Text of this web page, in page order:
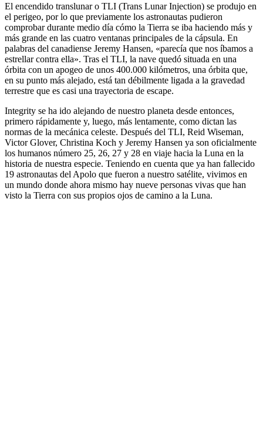
El encendido translunar o TLI (Trans Lunar Injection) se produjo en
el perigeo, por lo que previamente los astronautas pudieron
comprobar durante medio día cómo la Tierra se iba haciendo más y
más grande en las cuatro ventanas principales de la cápsula. En
palabras del canadiense Jeremy Hansen, «parecía que nos íbamos a
estrellar contra ella». Tras el TLI, la nave quedó situada en una
órbita con un apogeo de unos 400.000 kilómetros, una órbita que,
en su punto más alejado, está tan débilmente ligada a la gravedad
terrestre que es casi una trayectoria de escape.
Integrity se ha ido alejando de nuestro planeta desde entonces,
primero rápidamente y, luego, más lentamente, como dictan las
normas de la mecánica celeste. Después del TLI, Reid Wiseman,
Victor Glover, Christina Koch y Jeremy Hansen ya son oficialmente
los humanos número 25, 26, 27 y 28 en viaje hacia la Luna en la
historia de nuestra especie. Teniendo en cuenta que ya han fallecido
19 astronautas del Apolo que fueron a nuestro satélite, vivimos en
un mundo donde ahora mismo hay nueve personas vivas que han
visto la Tierra con sus propios ojos de camino a la Luna.